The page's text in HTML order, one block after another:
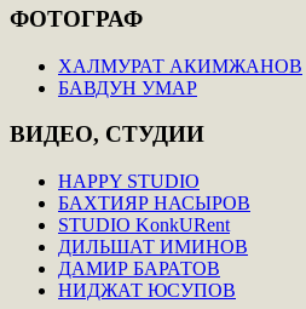
ФОТОГРАФ
ХАЛМУРАТ АКИМЖАНОВ
БАВДУН УМАР
ВИДЕО, СТУДИИ
HAPPY STUDIO
БАХТИЯР НАСЫРОВ
STUDIO KonkURent
ДИЛЬШАТ ИМИНОВ
ДАМИР БАРАТОВ
НИДЖАТ ЮСУПОВ